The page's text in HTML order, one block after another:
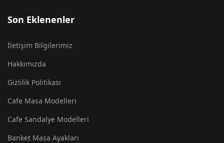
Son Eklenenler
İletişim Bilgilerimiz
Hakkımızda
Gizlilik Politikası
Cafe Masa Modelleri
Cafe Sandalye Modelleri
Banket Masa Ayakları